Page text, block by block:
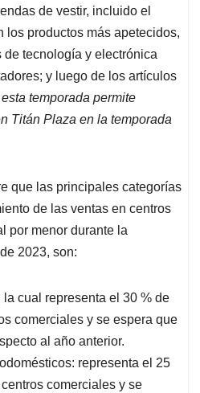
de vestir, incluido el
los productos más apetecidos,
tecnología y electrónica
y luego de los artículos
temporada permite
Titán Plaza en la temporada
que las principales categorías
de las ventas en centros
por menor durante la
2023, son:
la cual representa el 30 % de
comerciales y se espera que
al año anterior.
representa el 25
comerciales y se